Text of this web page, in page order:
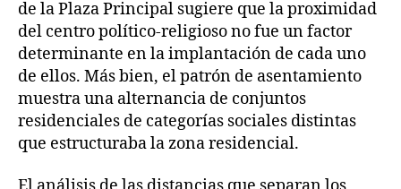
de la Plaza Principal sugiere que la proximidad
del centro político-religioso no fue un factor
determinante en la implantación de cada uno
de ellos. Más bien, el patrón de asentamiento
muestra una alternancia de conjuntos
residenciales de categorías sociales distintas
que estructuraba la zona residencial.